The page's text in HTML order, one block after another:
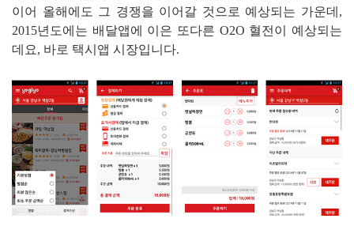
이어 올해에도 그 경쟁을 이어갈 것으로 예상되는 가운데,
2015년도에는 배달앱에 이은 또다른 O2O 혈전이 예상되는
데요, 바로 택시앱 시장입니다.